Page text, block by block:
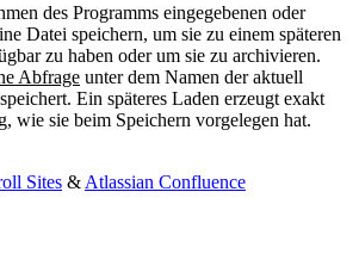
des Programms eingegebenen oder
Datei speichern, um sie zu einem späteren
zu haben oder um sie zu archivieren.
Abfrage unter dem Namen der aktuell
Ein späteres Laden erzeugt exakt
wie sie beim Speichern vorgelegen hat.
Sites & Atlassian Confluence